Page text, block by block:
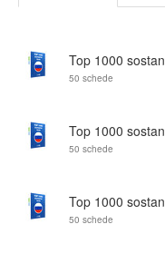
Top 1000
50 schede
Top 1000
50 schede
Top 1000
50 schede